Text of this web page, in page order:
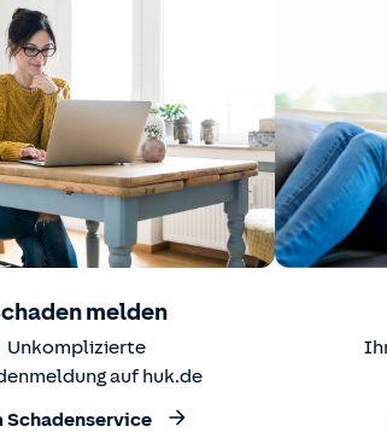
melden
Unkomplizierte
auf huk.de
Schadenservice